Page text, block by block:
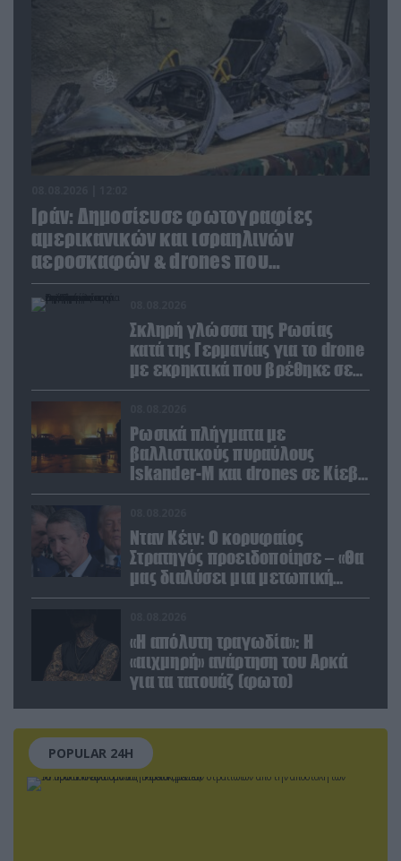
Ιράν: Δημοσίευσε φωτογραφίες
αμερικανικών και ισραηλινών
αεροσκαφών & drones που
καταρρίφθηκαν
Σκληρή γλώσσα της Ρωσίας
κατά της Γερμανίας για το drone
με εκρηκτικά που βρέθηκε σε
αεροδρόμιο της Λειψίας
Ρωσικά πλήγματα με
βαλλιστικούς πυραύλους
Iskander-M και drones σε Κίεβο
και Ντνιπροπετρόφσκ: Ισχυρές
Νταν Κέιν: Ο κορυφαίος
Στρατηγός προειδοποίησε – «Θα
μας διαλύσει μια μετωπική
σύγκρουση με το Ιράν» – Τι
«Η απόλυτη τραγωδία»: Η
«αιχμηρή» ανάρτηση του Αρκά
για τα τατουάζ (φωτο)
POPULAR 24H